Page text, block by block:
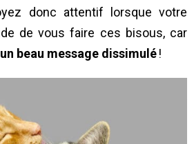
donc attentif lorsque votre
de vous faire ces bisous, car
un beau message dissimulé!